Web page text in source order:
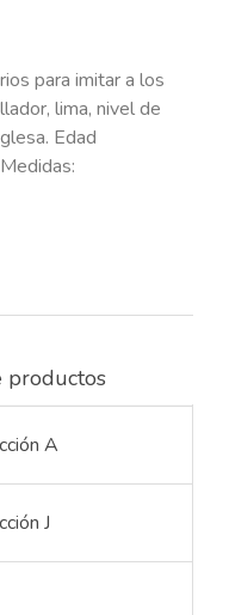
para imitar a los
lima, nivel de
Edad
productos
A
J